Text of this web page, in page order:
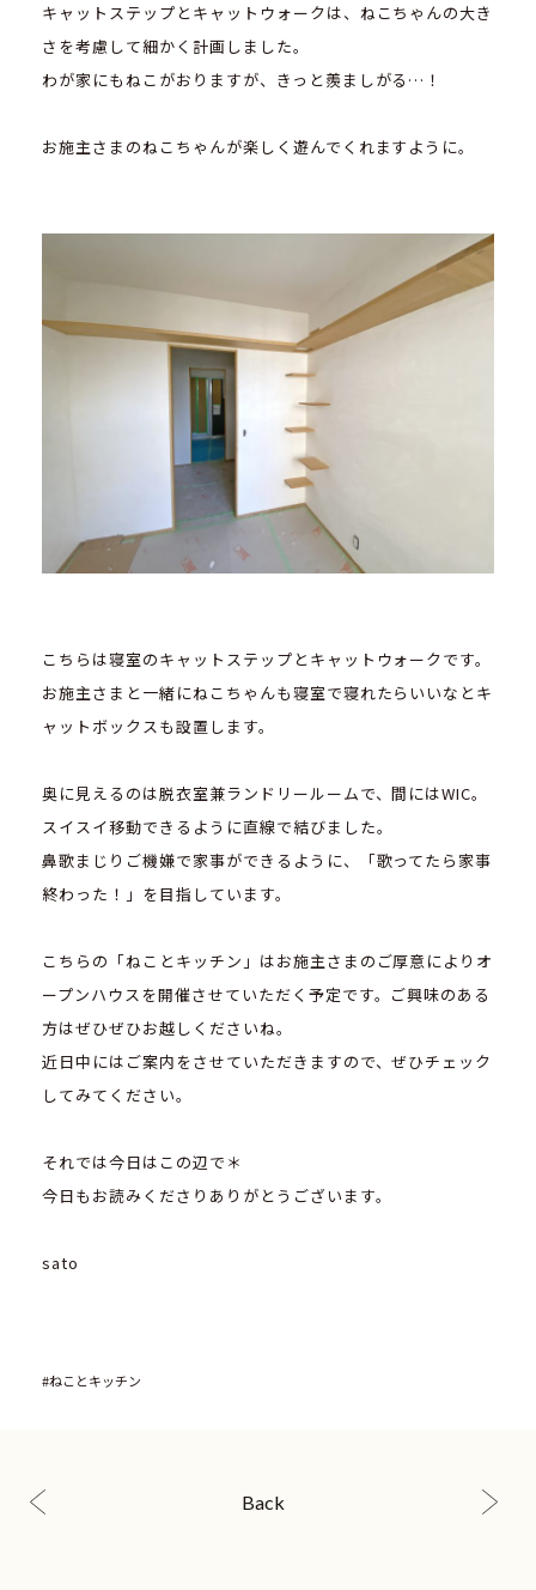
キャットステップとキャットウォークは、ねこちゃんの大き
さを考慮して細かく計画しました。
わが家にもねこがおりますが、きっと羨ましがる…！
お施主さまのねこちゃんが楽しく遊んでくれますように。
こちらは寝室のキャットステップとキャットウォークです。
お施主さまと一緒にねこちゃんも寝室で寝れたらいいなとキ
ャットボックスも設置します。
奥に見えるのは脱衣室兼ランドリールームで、間にはWIC。
スイスイ移動できるように直線で結びました。
鼻歌まじりご機嫌で家事ができるように、「歌ってたら家事
終わった！」を目指しています。
こちらの「ねことキッチン」はお施主さまのご厚意によりオ
ープンハウスを開催させていただく予定です。ご興味のある
方はぜひぜひお越しくださいね。
近日中にはご案内をさせていただきますので、ぜひチェック
してみてください。
それでは今日はこの辺で＊
今日もお読みくださりありがとうございます。
sato
#ねことキッチン
Back